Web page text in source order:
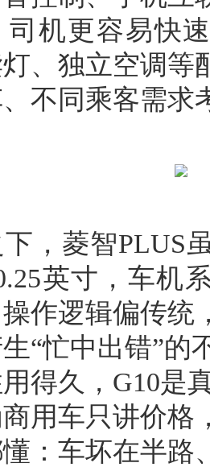
司机更容易快
、独立空调等
不同乘客需求
，菱智PLUS
英寸，车机
作逻辑偏传统
“忙中出错”的
得久，G10是
用车只讲价格
：车坏在半路